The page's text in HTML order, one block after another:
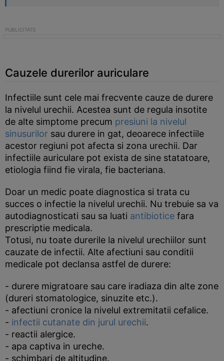
Cauzele durerilor auriculare
Infectiile sunt cele mai frecvente cauze de durere
la nivelul urechii. Acestea sunt de regula insotite
de alte simptome precum presiuni la nivelul
sinusurilor sau durere in gat, deoarece infectiile
acestor regiuni pot afecta si zona urechii. Dar
infectiile auriculare pot exista de sine statatoare,
etiologia fiind fie virala, fie bacteriana.
Doar un medic poate diagnostica si trata cu
succes o infectie la nivelul urechii. Nu trebuie sa va
autodiagnosticati sau sa luati antibiotice fara
prescriptie medicala.
Totusi, nu toate durerile la nivelul urechiilor sunt
cauzate de infectii. Alte afectiuni sau conditii
medicale pot declansa astfel de durere:
- durere migratoare sau care iradiaza din alte zone
(dureri stomatologice, sinuzite etc.).
- afectiuni cronice la nivelul extremitatii cefalice.
- infectii cutanate din jurul urechii.
- reactii alergice.
- apa captiva in ureche.
- schimbari de altitudine.